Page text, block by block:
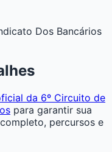
Dos Bancários
da 6º Circuito de
para garantir sua
percursos e